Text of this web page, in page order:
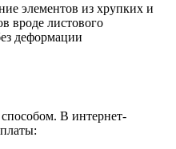
элементов из хрупких и
вроде листового
деформации
В интернет-